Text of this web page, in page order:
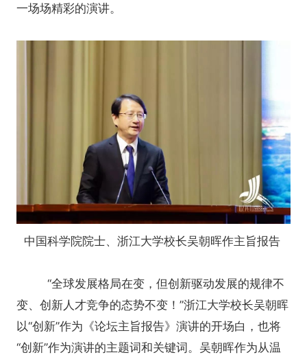
一场场精彩的演讲。
中国科学院院士、浙江大学校长吴朝晖作主旨报告
“全球发展格局在变，但创新驱动发展的规律不
变、创新人才竞争的态势不变！”浙江大学校长吴朝晖
以“创新”作为《论坛主旨报告》演讲的开场白，也将
“创新”作为演讲的主题词和关键词。吴朝晖作为从温